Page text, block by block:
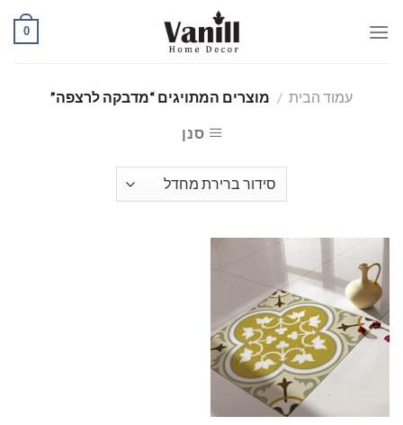
0
עמוד הבית / מוצרים המתויגים “מדבקה לרצפה”
סנן